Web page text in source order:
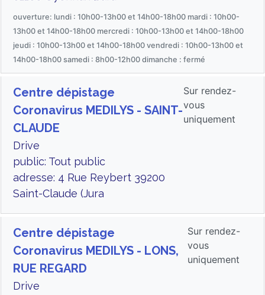
ouverture: lundi : 10h00-13h00 et 14h00-18h00 mardi : 10h00-
13h00 et 14h00-18h00 mercredi : 10h00-13h00 et 14h00-18h00
jeudi : 10h00-13h00 et 14h00-18h00 vendredi : 10h00-13h00 et
14h00-18h00 samedi : 8h00-12h00 dimanche : fermé
Centre dépistage
Coronavirus MEDILYS - SAINT-
CLAUDE
Drive
public: Tout public
adresse: 4 Rue Reybert 39200
Saint-Claude (Jura
Sur rendez-
vous
uniquement
Centre dépistage
Coronavirus MEDILYS - LONS,
RUE REGARD
Drive
Sur rendez-
vous
uniquement